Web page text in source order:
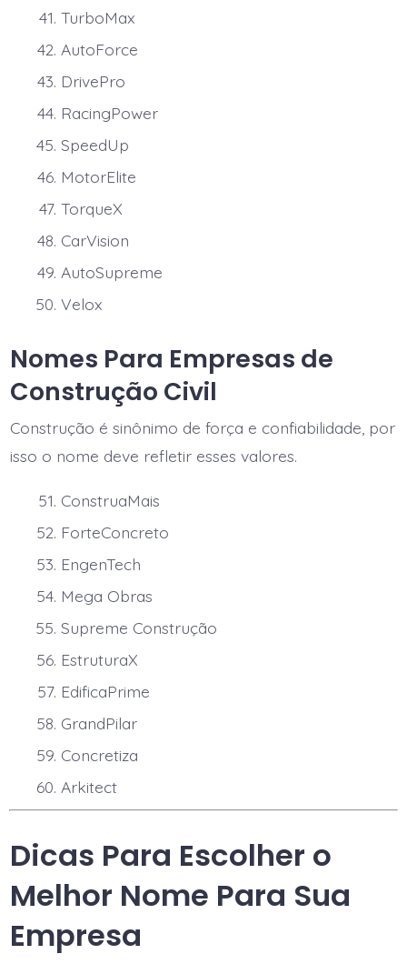
TurboMax
AutoForce
DrivePro
RacingPower
SpeedUp
MotorElite
TorqueX
CarVision
AutoSupreme
Velox
Nomes Para Empresas de
Construção Civil
Construção é sinônimo de força e confiabilidade, por
isso o nome deve refletir esses valores.
ConstruaMais
ForteConcreto
EngenTech
Mega Obras
Supreme Construção
EstruturaX
EdificaPrime
GrandPilar
Concretiza
Arkitect
Dicas Para Escolher o
Melhor Nome Para Sua
Empresa